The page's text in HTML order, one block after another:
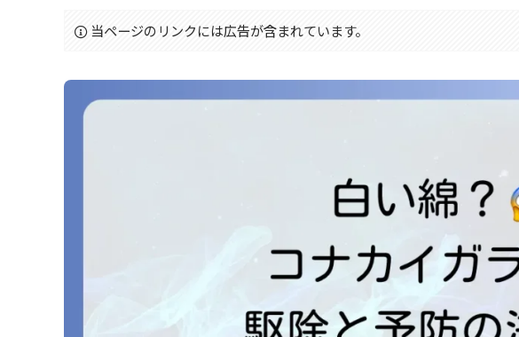
当ページのリンクには広告が含まれています。